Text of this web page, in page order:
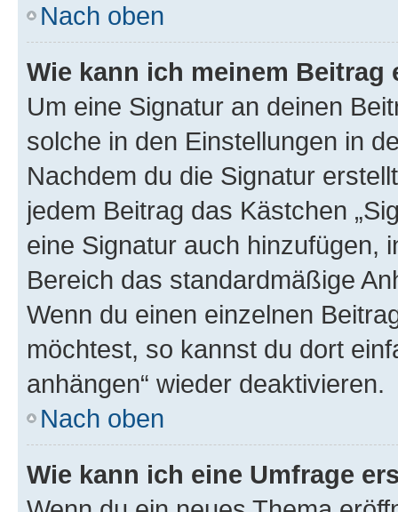
Nach oben
Wie kann ich meinem
Um eine Signatur an deinen
solche in den Einstellungen in
Nachdem du die Signatur
jedem Beitrag das Kästchen
eine Signatur auch hinzufügen,
Bereich das standardmäßige
Wenn du einen einzelnen
möchtest, so kannst du dort
anhängen“ wieder deaktivieren.
Nach oben
Wie kann ich eine Umfrage